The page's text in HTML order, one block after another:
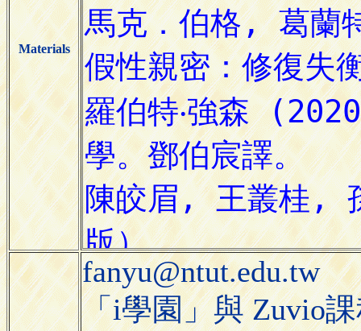
Materials
fanyu@ntut.edu.tw
「i學園」與 Zuvio